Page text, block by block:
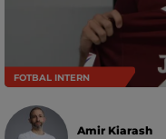
FOTBAL INTERN
Amir Kiarash